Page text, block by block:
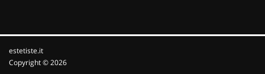
estetiste.it
Copyright © 2026